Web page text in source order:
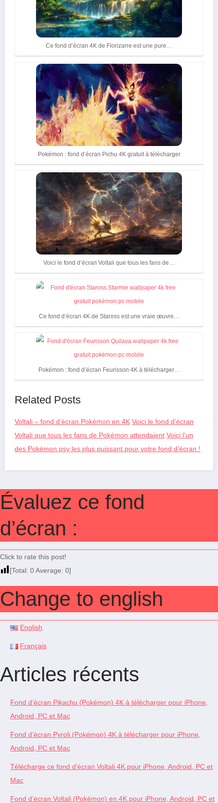
Ce fond d’écran 4K de Florizarre est une pure…
Pokémon : fond d’écran Pichu 4K gratuit à télécharger
Voici le fond d’écran Voltali que tous les fans de…
Ce fond d’écran 4K de Staross est une vraie œuvre…
Pokémon : fond d’écran Feurisson 4K à télécharger…
Related Posts
Voltali – fond d’écran Pokémon en 4K Voici le fond d’écran
Voltali que tous les fans de Pokémon attendaient Voici l’un
des Pokémon psy les plus puissant pour votre fond d’écran !
Évaluez ce fond
d’écran :
Click to rate this post!
[Total: 0Average: 0]
Change to english
English
Français
Articles récents
Fond d’écran Pikachu (Pokémon) 4K à télécharger pour iPhone,
Android, PC et Mac
Fond d’écran Pyroli (Pokémon) 4K à télécharger pour iPhone,
Android, PC et Mac
Télécharge ce fond d’écran Voltali 4K pour iPhone, Android, PC et
Mac
Fond d’écran Voltali (Pokémon) en 4K pour iPhone, Android, PC et